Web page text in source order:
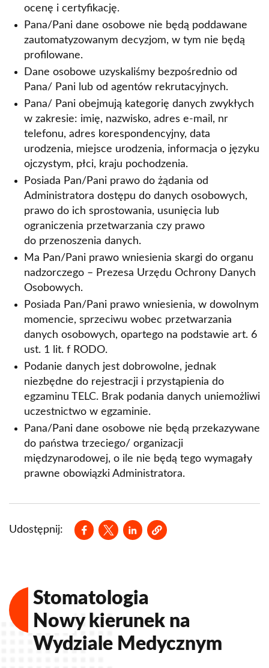
ocenę i certyfikację.
Pana/Pani dane osobowe nie będą poddawane
zautomatyzowanym decyzjom, w tym nie będą
profilowane.
Dane osobowe uzyskaliśmy bezpośrednio od
Pana/ Pani lub od agentów rekrutacyjnych.
Pana/ Pani obejmują kategorię danych zwykłych
w zakresie: imię, nazwisko, adres e-mail, nr
telefonu, adres korespondencyjny, data
urodzenia, miejsce urodzenia, informacja o języku
ojczystym, płci, kraju pochodzenia.
Posiada Pan/Pani prawo do żądania od
Administratora dostępu do danych osobowych,
prawo do ich sprostowania, usunięcia lub
ograniczenia przetwarzania czy prawo
do przenoszenia danych.
Ma Pan/Pani prawo wniesienia skargi do organu
nadzorczego – Prezesa Urzędu Ochrony Danych
Osobowych.
Posiada Pan/Pani prawo wniesienia, w dowolnym
momencie, sprzeciwu wobec przetwarzania
danych osobowych, opartego na podstawie art. 6
ust. 1 lit. f RODO.
Podanie danych jest dobrowolne, jednak
niezbędne do rejestracji i przystąpienia do
egzaminu TELC. Brak podania danych uniemożliwi
uczestnictwo w egzaminie.
Pana/Pani dane osobowe nie będą przekazywane
do państwa trzeciego/ organizacji
międzynarodowej, o ile nie będą tego wymagały
prawne obowiązki Administratora.
Udostępnij:
Opens in a new window
Opens in a new window
Opens in a new window
Stomatologia
Nowy kierunek na
Wydziale Medycznym